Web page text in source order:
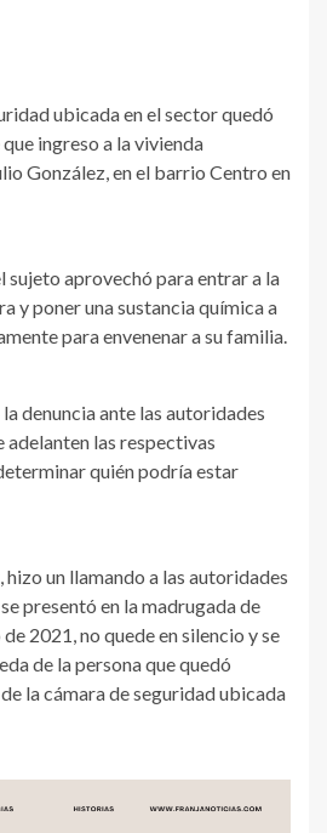
ubicada en el sector quedó
ingreso a la vivienda
González, en el barrio Centro en
sujeto aprovechó para entrar a la
y poner una sustancia química a
para envenenar a su familia.
denuncia ante las autoridades
las respectivas
quién podría estar
un llamando a las autoridades
presentó en la madrugada de
2021, no quede en silencio y se
de la persona que quedó
la cámara de seguridad ubicada